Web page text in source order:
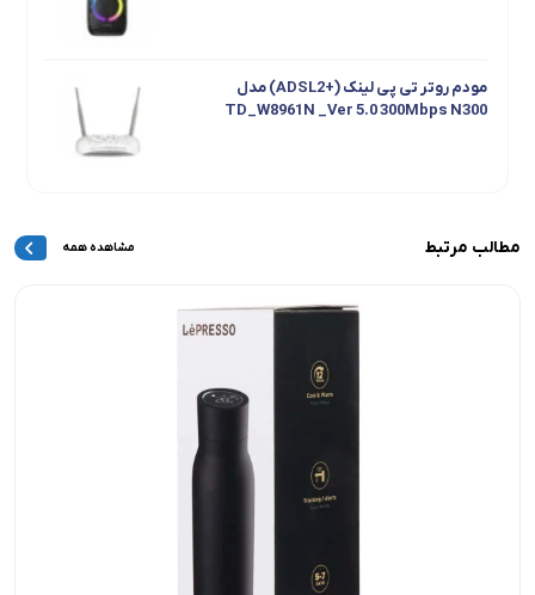
مودم روتر تی پی لینک (+ADSL2) مدل
TD_W8961N _Ver 5.0 300Mbps N300
مطالب مرتبط مشاهده همه